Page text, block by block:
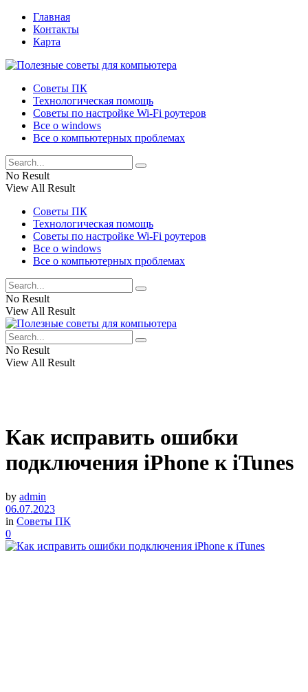
Главная
Контакты
Карта
Советы ПК
Технологическая помощь
Советы по настройке Wi-Fi роутеров
Все о windows
Все о компьютерных проблемах
No Result
View All Result
Советы ПК
Технологическая помощь
Советы по настройке Wi-Fi роутеров
Все о windows
Все о компьютерных проблемах
No Result
View All Result
No Result
View All Result
Как исправить ошибки
подключения iPhone к iTunes
by admin
06.07.2023
in Советы ПК
0